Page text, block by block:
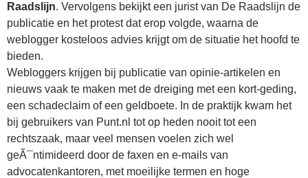
Raadslijn. Vervolgens bekijkt een jurist van De Raadslijn de
publicatie en het protest dat erop volgde, waarna de
weblogger kosteloos advies krijgt om de situatie het hoofd te
bieden.
Webloggers krijgen bij publicatie van opinie-artikelen en
nieuws vaak te maken met de dreiging met een kort-geding,
een schadeclaim of een geldboete. In de praktijk kwam het
bij gebruikers van Punt.nl tot op heden nooit tot een
rechtszaak, maar veel mensen voelen zich wel
geÃ¯ntimideerd door de faxen en e-mails van
advocatenkantoren, met moeilijke termen en hoge